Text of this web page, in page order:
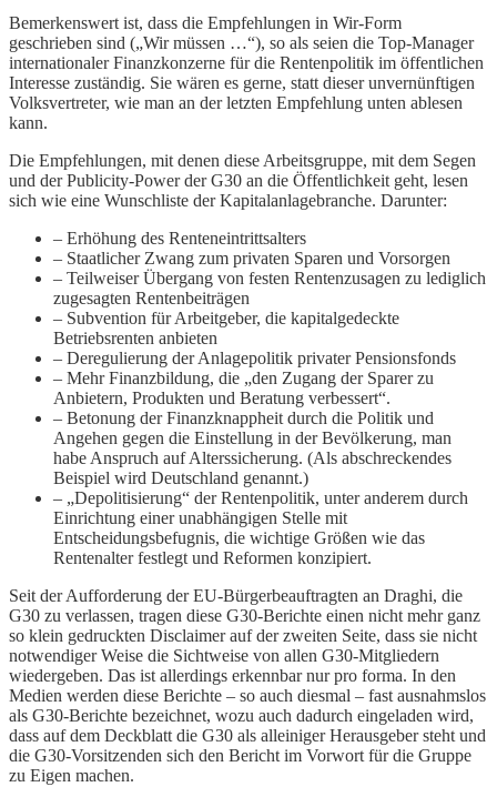
Bemerkenswert ist, dass die Empfehlungen in Wir-Form
geschrieben sind („Wir müssen …“), so als seien die Top-Manager
internationaler Finanzkonzerne für die Rentenpolitik im öffentlichen
Interesse zuständig. Sie wären es gerne, statt dieser unvernünftigen
Volksvertreter, wie man an der letzten Empfehlung unten ablesen
kann.
Die Empfehlungen, mit denen diese Arbeitsgruppe, mit dem Segen
und der Publicity-Power der G30 an die Öffentlichkeit geht, lesen
sich wie eine Wunschliste der Kapitalanlagebranche. Darunter:
– Erhöhung des Renteneintrittsalters
– Staatlicher Zwang zum privaten Sparen und Vorsorgen
– Teilweiser Übergang von festen Rentenzusagen zu lediglich
zugesagten Rentenbeiträgen
– Subvention für Arbeitgeber, die kapitalgedeckte
Betriebsrenten anbieten
– Deregulierung der Anlagepolitik privater Pensionsfonds
– Mehr Finanzbildung, die „den Zugang der Sparer zu
Anbietern, Produkten und Beratung verbessert“.
– Betonung der Finanzknappheit durch die Politik und
Angehen gegen die Einstellung in der Bevölkerung, man
habe Anspruch auf Alterssicherung. (Als abschreckendes
Beispiel wird Deutschland genannt.)
– „Depolitisierung“ der Rentenpolitik, unter anderem durch
Einrichtung einer unabhängigen Stelle mit
Entscheidungsbefugnis, die wichtige Größen wie das
Rentenalter festlegt und Reformen konzipiert.
Seit der Aufforderung der EU-Bürgerbeauftragten an Draghi, die
G30 zu verlassen, tragen diese G30-Berichte einen nicht mehr ganz
so klein gedruckten Disclaimer auf der zweiten Seite, dass sie nicht
notwendiger Weise die Sichtweise von allen G30-Mitgliedern
wiedergeben. Das ist allerdings erkennbar nur pro forma. In den
Medien werden diese Berichte – so auch diesmal – fast ausnahmslos
als G30-Berichte bezeichnet, wozu auch dadurch eingeladen wird,
dass auf dem Deckblatt die G30 als alleiniger Herausgeber steht und
die G30-Vorsitzenden sich den Bericht im Vorwort für die Gruppe
zu Eigen machen.